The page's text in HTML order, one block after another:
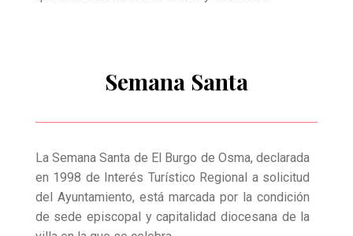
Semana Santa
La Semana Santa de El Burgo de Osma, declarada
en 1998 de Interés Turístico Regional a solicitud
del Ayuntamiento, está marcada por la condición
de sede episcopal y capitalidad diocesana de la